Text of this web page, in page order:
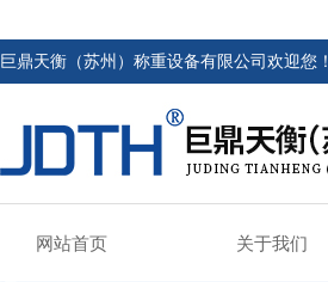
巨鼎天衡（苏州）称重设备有限公司欢迎您！
网站首页 关于我们